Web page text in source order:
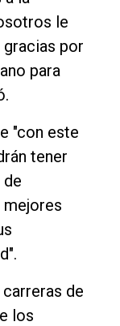
le
por
para
"con este
tener
mejores
de
los